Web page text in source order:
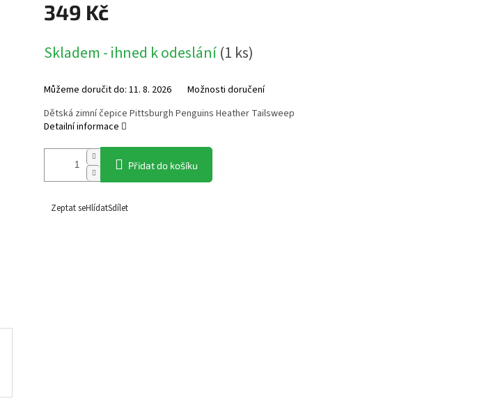
349 Kč
cena:
Skladem - ihned k odeslání(1 ks)
Můžeme doručit do: 11. 8. 2026 Možnosti doručení
Přidat do košíku
Dětská zimní čepice Pittsburgh Penguins Heather Tailsweep
Detailní informace
Zeptat seHlídatSdílet